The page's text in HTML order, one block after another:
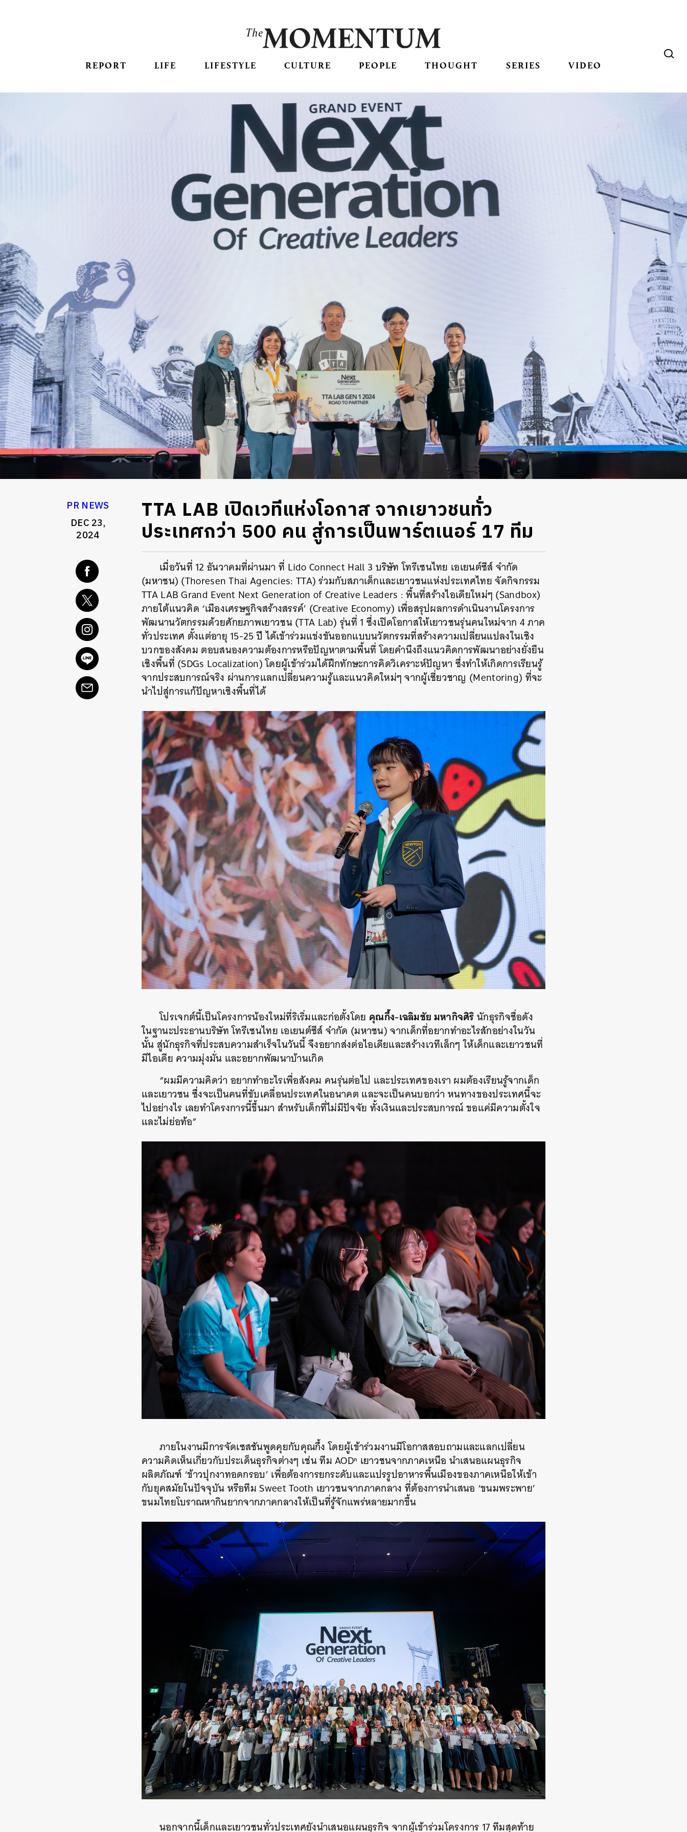
REPORT LIFE LIFESTYLE CULTURE PEOPLE THOUGHT SERIES VIDEO
PR NEWS
DEC 23,
2024
TTA LAB เปิดเวทีแห่งโอกาส จากเยาวชนทั่ว
ประเทศกว่า 500 คน สู่การเป็นพาร์ตเนอร์ 17 ทีม
เมื่อวันที่ 12 ธันวาคมที่ผ่านมา ที่ Lido Connect Hall 3 บริษัท โทรีเซนไทย เอเยนต์ซีส์ จำกัด
(มหาชน) (Thoresen Thai Agencies: TTA)ร่วมกับสภาเด็กและเยาวชนแห่งประเทศไทยจัดกิจกรรม
TTA LAB Grand Event Next Generation of Creative Leaders : พื้นที่สร้างไอเดียใหม่ๆ (Sandbox)
ภายใต้แนวคิด ‘เมืองเศรษฐกิจสร้างสรรค์’ (Creative Economy) เพื่อสรุปผลการดำเนินงานโครงการ
พัฒนานวัตกรรมด้วยศักยภาพเยาวชน (TTA Lab) รุ่นที่ 1 ซึ่งเปิดโอกาสให้เยาวชนรุ่นคนใหม่จาก 4 ภาค
ทั่วประเทศ ตั้งแต่อายุ 15-25 ปี ได้เข้าร่วมแข่งขันออกแบบนวัตกรรมที่สร้างความเปลี่ยนแปลงในเชิง
บวกของสังคม ตอบสนองความต้องการหรือปัญหาตามพื้นที่ โดยคำนึงถึงแนวคิดการพัฒนาอย่างยั่งยืน
เชิงพื้นที่ (SDGs Localization) โดยผู้เข้าร่วมได้ฝึกทักษะการคิดวิเคราะห์ปัญหา ซึ่งทำให้เกิดการเรียนรู้
จากประสบการณ์จริง ผ่านการแลกเปลี่ยนความรู้และแนวคิดใหม่ๆ จากผู้เชี่ยวชาญ (Mentoring) ที่จะ
นำไปสู่การแก้ปัญหาเชิงพื้นที่ได้
โปรเจกต์นี้เป็นโครงการน้องใหม่ที่ริเริ่มและก่อตั้งโดย คุณกึ้ง-เฉลิมชัย มหากิจศิรินักธุรกิจชื่อดัง
ในฐานะประธานบริษัท โทรีเซนไทย เอเยนต์ซีส์ จำกัด (มหาชน) จากเด็กที่อยากทำอะไรสักอย่างในวัน
นั้น สู่นักธุรกิจที่ประสบความสำเร็จในวันนี้ จึงอยากส่งต่อไอเดียและสร้างเวทีเล็กๆ ให้เด็กและเยาวชนที่
มีไอเดีย ความมุ่งมั่น และอยากพัฒนาบ้านเกิด
“ผมมีความคิดว่า อยากทำอะไรเพื่อสังคม คนรุ่นต่อไป และประเทศของเรา ผมต้องเรียนรู้จากเด็ก
และเยาวชน ซึ่งจะเป็นคนที่ขับเคลื่อนประเทศในอนาคต และจะเป็นคนบอกว่า หนทางของประเทศนี้จะ
ไปอย่างไร เลยทำโครงการนี้ขึ้นมา สำหรับเด็กที่ไม่มีปัจจัย ทั้งเงินและประสบการณ์ ขอแค่มีความตั้งใจ
และไม่ย่อท้อ”
ภายในงานมีการจัดเซสชันพูดคุยกับคุณกึ้ง โดยผู้เข้าร่วมงานมีโอกาสสอบถามและแลกเปลี่ยน
ความคิดเห็นเกี่ยวกับประเด็นธุรกิจต่างๆ เช่น ทีม AODⁿ เยาวชนจากภาคเหนือ นำเสนอแผนธุรกิจ
ผลิตภัณฑ์ ‘ข้าวปุกงาทอดกรอบ’ เพื่อต้องการยกระดับและแปรรูปอาหารพื้นเมืองของภาคเหนือให้เข้า
กับยุคสมัยในปัจจุบัน หรือทีม Sweet Tooth เยาวชนจากภาคกลาง ที่ต้องการนำเสนอ ‘ขนมพระพาย’
ขนมไทยโบราณหากินยากจากภาคกลางให้เป็นที่รู้จักแพร่หลายมากขึ้น
นอกจากนี้เด็กและเยาวชนทั่วประเทศยังนำเสนอแผนธุรกิจ จากผู้เข้าร่วมโครงการ 17 ทีมสุดท้าย
SHARE LINE